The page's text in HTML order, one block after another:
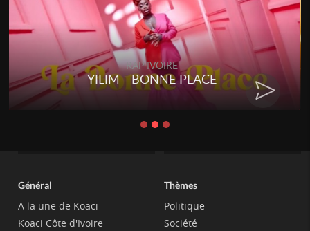
RAP IVOIRE
YILIM - BONNE PLACE
Général
A la une de Koaci
Koaci Côte d'Ivoire
Thèmes
Politique
Société